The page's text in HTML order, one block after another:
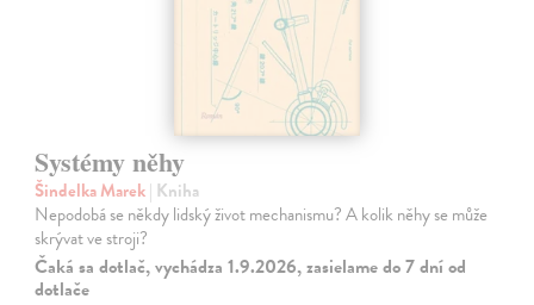
Systémy něhy
Šindelka Marek| Kniha
Nepodobá se někdy lidský život mechanismu? A kolik něhy se může
skrývat ve stroji?
Čaká sa dotlač, vychádza 1.9.2026, zasielame do 7 dní od
dotlače